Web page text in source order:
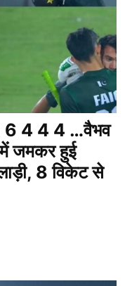
6 4 4 4 …वैभव
जमकर हुई
8 विकेट से